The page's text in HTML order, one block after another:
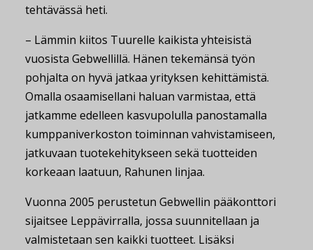
tehtävässä heti.
– Lämmin kiitos Tuurelle kaikista yhteisistä
vuosista Gebwellillä. Hänen tekemänsä työn
pohjalta on hyvä jatkaa yrityksen kehittämistä.
Omalla osaamisellani haluan varmistaa, että
jatkamme edelleen kasvupolulla panostamalla
kumppaniverkoston toiminnan vahvistamiseen,
jatkuvaan tuotekehitykseen sekä tuotteiden
korkeaan laatuun, Rahunen linjaa.
Vuonna 2005 perustetun Gebwellin pääkonttori
sijaitsee Leppävirralla, jossa suunnitellaan ja
valmistetaan sen kaikki tuotteet. Lisäksi